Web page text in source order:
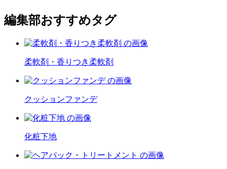
編集部おすすめタグ
柔軟剤・香りつき柔軟剤
クッションファンデ
化粧下地